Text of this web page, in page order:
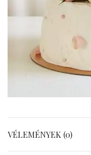
VÉLEMÉNYEK (0)